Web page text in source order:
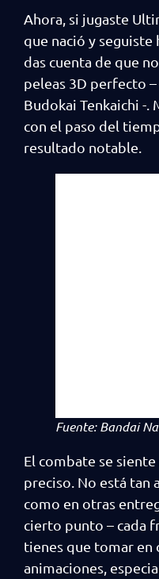
Ahora, si jugaste
que nació y
das cuenta de que
peleas 3D perfecto
Budokai Tenkaichi -.
con el paso del
resultado notable.
Fuente: Bandai
El combate se
preciso. No está tan
como en otras
cierto punto – cada
tienes que tomar en
animaciones,